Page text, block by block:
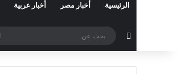
الرئيسية أخبار مصر أخبار عربية
مقال عشوائي